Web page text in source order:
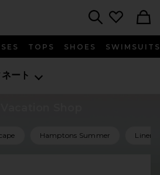
TOPS SHOES SWIMSUITS
ート
Hamptons Summer Linen